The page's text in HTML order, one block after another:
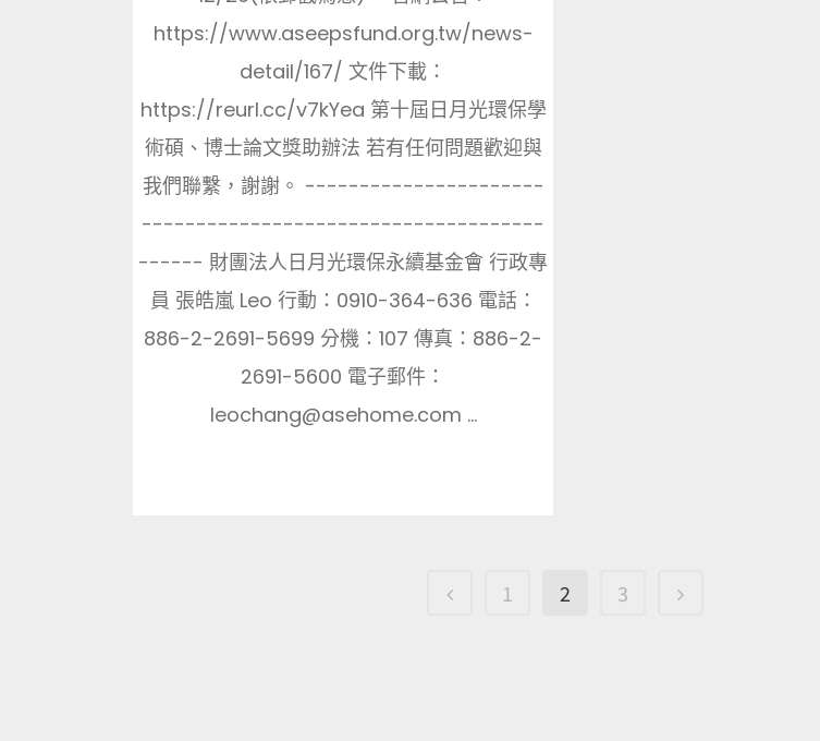
https://www.aseepsfund.org.tw/news-
detail/167/ 文件下載：
https://reurl.cc/v7kYea 第十屆日月光環保學
術碩、博士論文獎助辦法 若有任何問題歡迎與
我們聯繫，謝謝。 ----------------------
-------------------------------------
------ 財團法人日月光環保永續基金會 行政專
員 張皓嵐 Leo 行動：0910-364-636 電話：
886-2-2691-5699 分機：107 傳真：886-2-
2691-5600 電子郵件：
leochang@asehome.com ...
1 2 3